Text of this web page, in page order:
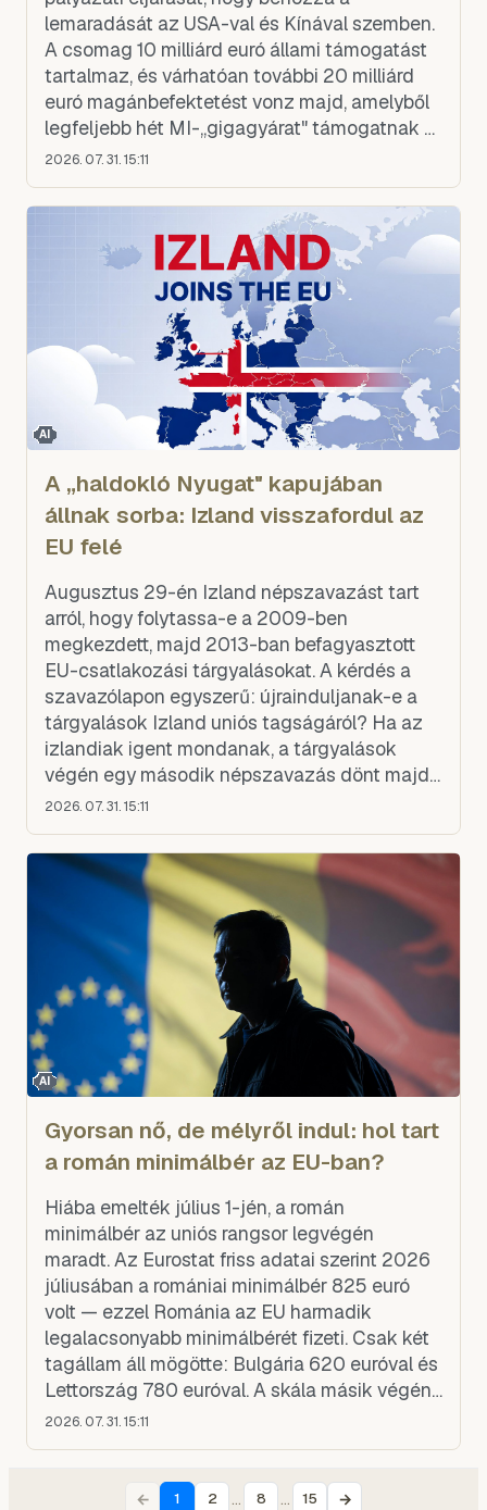
lemaradását az USA-val és Kínával szemben.
A csomag 10 milliárd euró állami támogatást
tartalmaz, és várhatóan további 20 milliárd
euró magánbefektetést vonz majd, amelyből
legfeljebb hét MI-„gigagyárat" támogatnak —
ezek fejlesztik és tanítják majd a következő
2026. 07. 31. 15:11
AI
A „haldokló Nyugat" kapujában
állnak sorba: Izland visszafordul az
EU felé
Augusztus 29-én Izland népszavazást tart
arról, hogy folytassa-e a 2009-ben
megkezdett, majd 2013-ban befagyasztott
EU-csatlakozási tárgyalásokat. A kérdés a
szavazólapon egyszerű: újrainduljanak-e a
tárgyalások Izland uniós tagságáról? Ha az
izlandiak igent mondanak, a tárgyalások
végén egy második népszavazás dönt majd
magáról a belépésről. Az ügyet Kristrún
2026. 07. 31. 15:11
AI
Gyorsan nő, de mélyről indul: hol tart
a román minimálbér az EU-ban?
Hiába emelték július 1-jén, a román
minimálbér az uniós rangsor legvégén
maradt. Az Eurostat friss adatai szerint 2026
júliusában a romániai minimálbér 825 euró
volt — ezzel Románia az EU harmadik
legalacsonyabb minimálbérét fizeti. Csak két
tagállam áll mögötte: Bulgária 620 euróval és
Lettország 780 euróval. A skála másik végén
a nyugati tagállamok állnak, ahol a
2026. 07. 31. 15:11
← 1 2 … 8 … 15 →